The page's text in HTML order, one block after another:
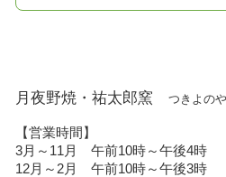
月夜野焼・祐太郎窯つきよの
【営業時間】
3月～11月 午前10時～午後4時
12月～2月 午前10時～午後3時